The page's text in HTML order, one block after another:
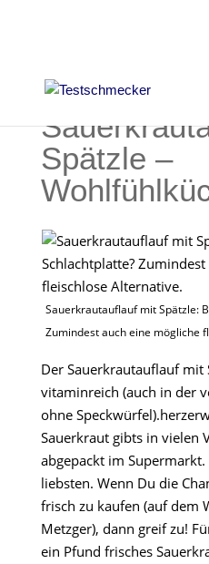
Spätzle –
Sauerkrautauflauf mit Spätzle:
Zumindest auch eine mögliche
Der Sauerkrautauflauf mit
vitaminreich (auch in der
ohne
Sauerkraut gibts in vielen
abgepackt im
liebsten. Wenn Du die
frisch zu kaufen (auf dem
Metzger), dann greif zu!
ein Pfund frisches